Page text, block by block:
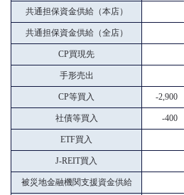
共通担保資金供給（本店）
共通担保資金供給（全店）
CP買現先
手形売出
CP等買入 -2,900
社債等買入 -400
ETF買入
J-REIT買入
被災地金融機関支援資金供給